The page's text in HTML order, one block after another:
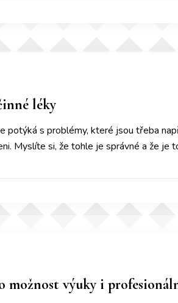
léky
potýká s problémy, které jsou třeba
Myslíte si, že tohle je správné a že je
možnost výuky i